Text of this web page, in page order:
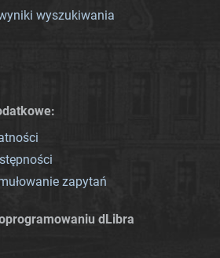
wyszukiwania
zapytań
dLibra